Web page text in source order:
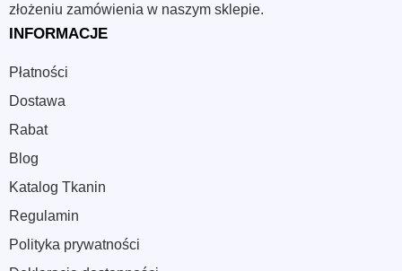
złożeniu zamówienia w naszym sklepie.
INFORMACJE
Płatności
Dostawa
Rabat
Blog
Katalog Tkanin
Regulamin
Polityka prywatności